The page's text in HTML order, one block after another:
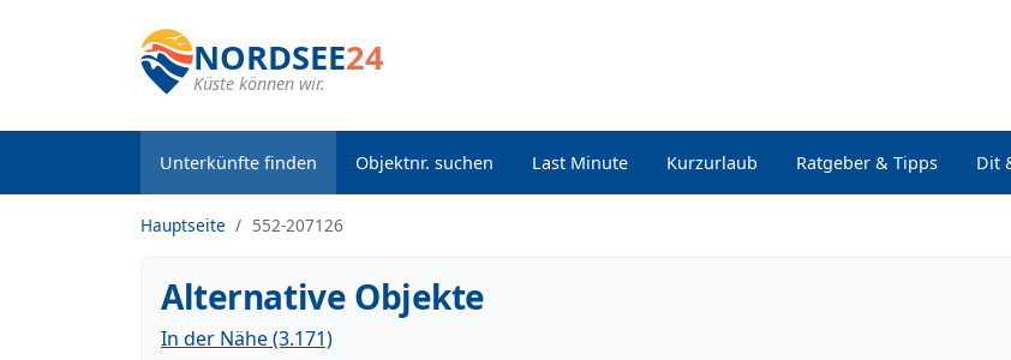
NORDSEE24
Küste können wir.
Unterkünfte finden Objektnr. suchen Last Minute Kurzurlaub Ratgeber & Tipps Dit
Hauptseite 552-207126
Alternative Objekte
In der Nähe (3.171)